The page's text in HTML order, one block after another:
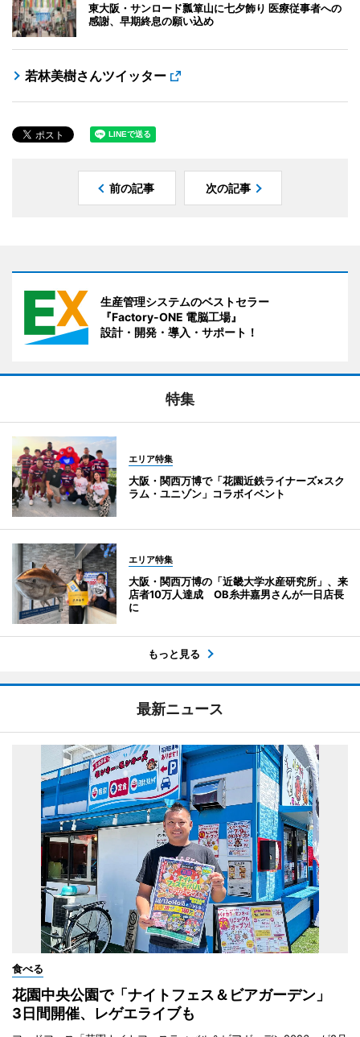
東大阪・サンロード瓢箪山に七夕飾り 医療従事者への
感謝、早期終息の願い込め
若林美樹さんツイッター
前の記事 次の記事
生産管理システムのベストセラー
『Factory-ONE 電脳工場』
設計・開発・導入・サポート！
特集
エリア特集
大阪・関西万博で「花園近鉄ライナーズ×スク
ラム・ユニゾン」コラボイベント
エリア特集
大阪・関西万博の「近畿大学水産研究所」、来
店者10万人達成 OB糸井嘉男さんが一日店長
に
もっと見る
最新ニュース
食べる
花園中央公園で「ナイトフェス＆ビアガーデン」
3日間開催、レゲエライブも